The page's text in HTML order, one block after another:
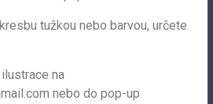
tužkou nebo barvou, určete
na
nebo do pop-up